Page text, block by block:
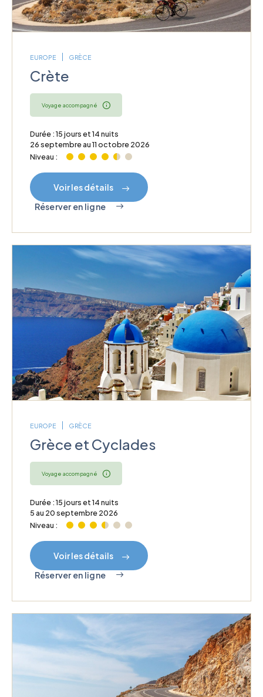
EUROPE GRÈCE
Crète
Voyage accompagné
Durée : 15 jours et 14 nuits
26 septembre au 11 octobre 2026
Niveau :
Voir les détails
Réserver en ligne
EUROPE GRÈCE
Grèce et Cyclades
Voyage accompagné
Durée : 15 jours et 14 nuits
5 au 20 septembre 2026
Niveau :
Voir les détails
Réserver en ligne